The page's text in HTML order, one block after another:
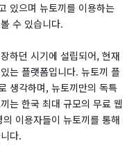
있으며 뉴토끼를 이용하는
수 있습니다.
하던 시기에 설립되어, 현재
는 플랫폼입니다. 뉴토끼 플
생각하며, 뉴토끼만의 독특
는 한국 최대 규모의 무료 웹
이용자들이 뉴토끼를 통해
다.